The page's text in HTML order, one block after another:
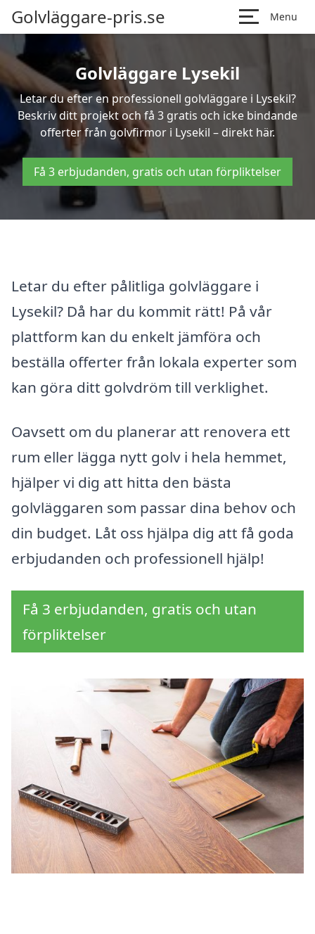
Golvläggare-pris.se Menu
Golvläggare Lysekil
Letar du efter en professionell golvläggare i Lysekil?
Beskriv ditt projekt och få 3 gratis och icke bindande
offerter från golvfirmor i Lysekil – direkt här.
Få 3 erbjudanden, gratis och utan förpliktelser
Letar du efter pålitliga golvläggare i
Lysekil? Då har du kommit rätt! På vår
plattform kan du enkelt jämföra och
beställa offerter från lokala experter som
kan göra ditt golvdröm till verklighet.
Oavsett om du planerar att renovera ett
rum eller lägga nytt golv i hela hemmet,
hjälper vi dig att hitta den bästa
golvläggaren som passar dina behov och
din budget. Låt oss hjälpa dig att få goda
erbjudanden och professionell hjälp!
Få 3 erbjudanden, gratis och utan
förpliktelser